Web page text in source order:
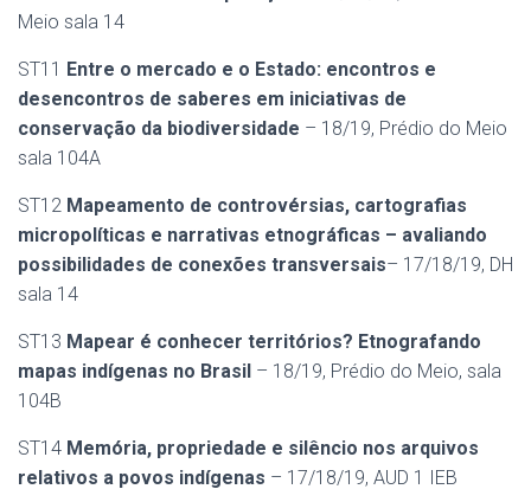
Meio sala 14
ST11 Entre o mercado e o Estado: encontros e
desencontros de saberes em iniciativas de
conservação da biodiversidade – 18/19, Prédio do Meio
sala 104A
ST12 Mapeamento de controvérsias, cartografias
micropolíticas e narrativas etnográficas – avaliando
possibilidades de conexões transversais– 17/18/19, DH
sala 14
ST13 Mapear é conhecer territórios? Etnografando
mapas indígenas no Brasil – 18/19, Prédio do Meio, sala
104B
ST14 Memória, propriedade e silêncio nos arquivos
relativos a povos indígenas – 17/18/19, AUD 1 IEB